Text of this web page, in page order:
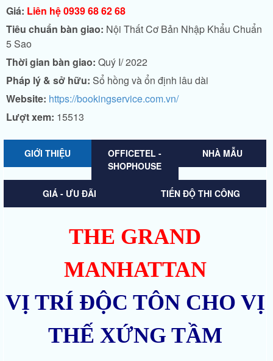
Giá: Liên hệ 0939 68 62 68
Tiêu chuẩn bàn giao: Nội Thất Cơ Bản Nhập Khẩu Chuẩn
5 Sao
Thời gian bàn giao: Quý I/ 2022
Pháp lý & sở hữu: Sổ hồng và ổn định lâu dài
Website: https://bookingservice.com.vn/
Lượt xem: 15513
GIỚI THIỆU
OFFICETEL -
SHOPHOUSE
NHÀ MẪU
GIÁ - ƯU ĐÃI TIẾN ĐỘ THI CÔNG
THE GRAND
MANHATTAN
VỊ TRÍ ĐỘC TÔN CHO VỊ
THẾ XỨNG TẦM